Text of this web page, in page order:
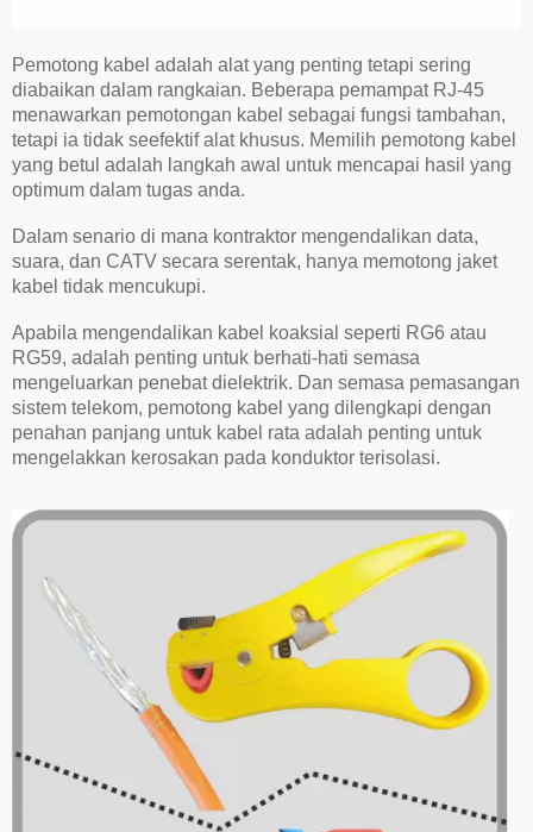
Pemotong kabel adalah alat yang penting tetapi sering
diabaikan dalam rangkaian. Beberapa pemampat RJ-45
menawarkan pemotongan kabel sebagai fungsi tambahan,
tetapi ia tidak seefektif alat khusus. Memilih pemotong kabel
yang betul adalah langkah awal untuk mencapai hasil yang
optimum dalam tugas anda.
Dalam senario di mana kontraktor mengendalikan data,
suara, dan CATV secara serentak, hanya memotong jaket
kabel tidak mencukupi.
Apabila mengendalikan kabel koaksial seperti RG6 atau
RG59, adalah penting untuk berhati-hati semasa
mengeluarkan penebat dielektrik. Dan semasa pemasangan
sistem telekom, pemotong kabel yang dilengkapi dengan
penahan panjang untuk kabel rata adalah penting untuk
mengelakkan kerosakan pada konduktor terisolasi.